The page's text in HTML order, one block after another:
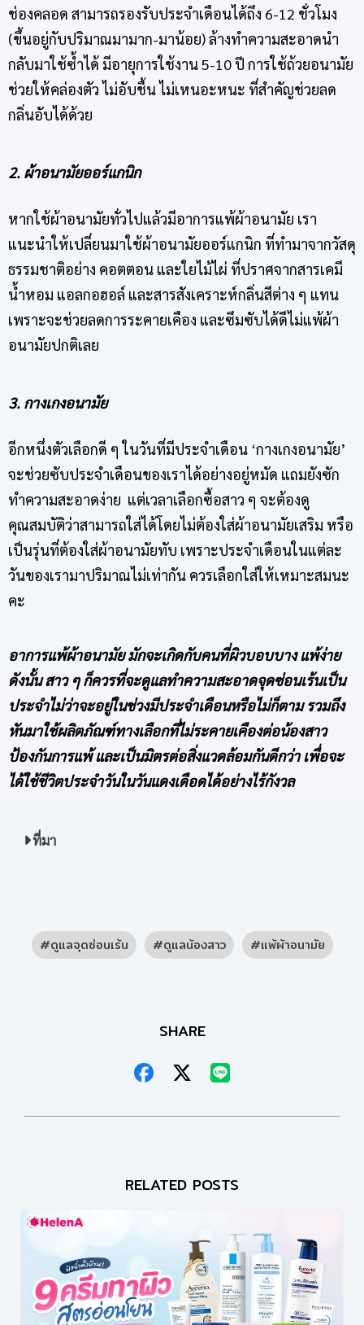
ช่องคลอด สามารถรองรับประจำเดือนได้ถึง 6-12 ชั่วโมง
(ขึ้นอยู่กับปริมาณมามาก-มาน้อย) ล้างทำความสะอาดนำ
กลับมาใช้ซ้ำได้ มีอายุการใช้งาน 5-10 ปี การใช้ถ้วยอนามัย
ช่วยให้คล่องตัว ไม่อับชื้น ไม่เหนอะหนะ ที่สำคัญช่วยลด
กลิ่นอับได้ด้วย
2. ผ้าอนามัยออร์แกนิก
หากใช้ผ้าอนามัยทั่วไปแล้วมีอาการแพ้ผ้าอนามัย เรา
แนะนำให้เปลี่ยนมาใช้ผ้าอนามัยออร์แกนิก ที่ทำมาจากวัสดุ
ธรรมชาติอย่าง คอตตอน และใยไม้ไผ่ ที่ปราศจากสารเคมี
น้ำหอม แอลกอฮอล์ และสารสังเคราะห์กลิ่นสีต่าง ๆ แทน
เพราะจะช่วยลดการระคายเคือง และซึมซับได้ดีไม่แพ้ผ้า
อนามัยปกติเลย
3. กางเกงอนามัย
อีกหนึ่งตัวเลือกดี ๆ ในวันที่มีประจำเดือน ‘กางเกงอนามัย’
จะช่วยซับประจำเดือนของเราได้อย่างอยู่หมัด แถมยังซัก
ทำความสะอาดง่าย แต่เวลาเลือกซื้อสาว ๆ จะต้องดู
คุณสมบัติว่าสามารถใส่ได้โดยไม่ต้องใส่ผ้าอนามัยเสริม หรือ
เป็นรุ่นที่ต้องใส่ผ้าอนามัยทับ เพราะประจำเดือนในแต่ละ
วันของเรามาปริมาณไม่เท่ากัน ควรเลือกใส่ให้เหมาะสมนะ
คะ
อาการแพ้ผ้าอนามัย มักจะเกิดกับคนที่ผิวบอบบาง แพ้ง่าย
ดังนั้น สาว ๆ ก็ควรที่จะดูแลทำความสะอาดจุดซ่อนเร้นเป็น
ประจำไม่ว่าจะอยู่ในช่วงมีประจำเดือนหรือไม่ก็ตาม รวมถึง
หันมาใช้ผลิตภัณฑ์ทางเลือกที่ไม่ระคายเคืองต่อน้องสาว
ป้องกันการแพ้ และเป็นมิตรต่อสิ่งแวดล้อมกันดีกว่า เพื่อจะ
ได้ใช้ชีวิตประจำวันในวันแดงเดือดได้อย่างไร้กังวล
ที่มา
ดูแลจุดซ่อนเร้น ดูแลน้องสาว แพ้ผ้าอนามัย
SHARE
RELATED POSTS